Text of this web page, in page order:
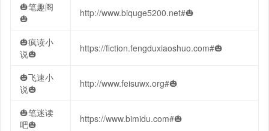
🎃笔趣阁
🎃
http://www.biquge5200.net#🎃
🎃疯读小
说🎃
https://fiction.fengduxiaoshuo.com#🎃
🎃飞速小
说🎃
http://www.feisuwx.org#🎃
🎃笔迷读
吧🎃
https://www.bimidu.com#🎃